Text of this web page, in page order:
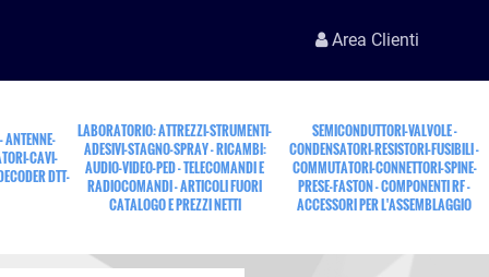
Area Clienti
ANTENNE-
CAVI-
DTT-
LABORATORIO: ATTREZZI-STRUMENTI-
ADESIVI-STAGNO-SPRAY - RICAMBI:
AUDIO-VIDEO-PED - TELECOMANDI E
RADIOCOMANDI - ARTICOLI FUORI
CATALOGO E PREZZI NETTI
SEMICONDUTTORI-VALVOLE -
CONDENSATORI-RESISTORI-FUSIBILI -
COMMUTATORI-CONNETTORI-SPINE-
PRESE-FASTON - COMPONENTI RF -
ACCESSORI PER L'ASSEMBLAGGIO